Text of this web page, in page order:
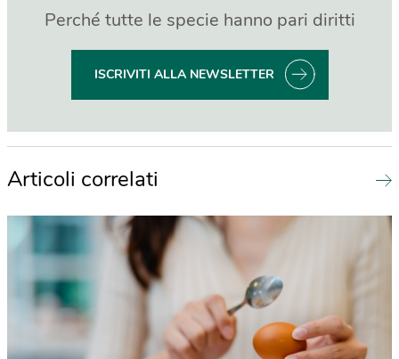
Perché tutte le specie hanno pari diritti
ISCRIVITI ALLA NEWSLETTER
Articoli correlati